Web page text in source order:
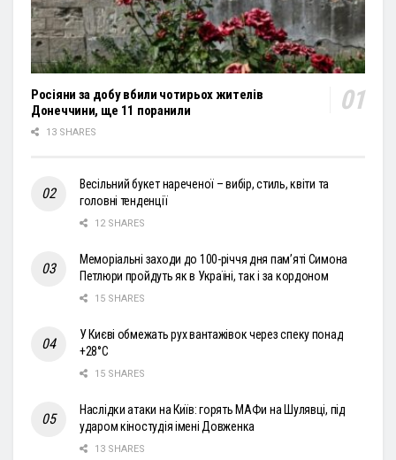
Росіяни за добу вбили чотирьох жителів
Донеччини, ще 11 поранили
13 SHARES
Весільний букет нареченої – вибір, стиль, квіти та
головні тенденції
12 SHARES
Меморіальні заходи до 100-річчя дня пам’яті Симона
Петлюри пройдуть як в Україні, так і за кордоном
15 SHARES
У Києві обмежать рух вантажівок через спеку понад
+28°С
15 SHARES
Наслідки атаки на Київ: горять МАФи на Шулявці, під
ударом кіностудія імені Довженка
13 SHARES